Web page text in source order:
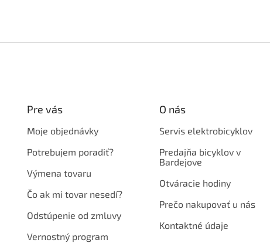
Pre vás
Moje objednávky
Potrebujem poradiť?
Výmena tovaru
Čo ak mi tovar nesedí?
Odstúpenie od zmluvy
Vernostný program
O nás
Servis elektrobicyklov
Predajňa bicyklov v
Bardejove
Otváracie hodiny
Prečo nakupovať u nás
Kontaktné údaje